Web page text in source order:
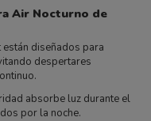
Air Nocturno de
diseñados para
despertares
absorbe luz durante el
por la noche.